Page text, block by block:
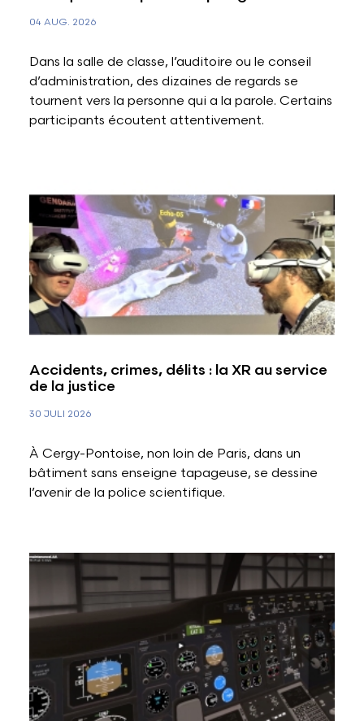
04 AUG. 2026
Dans la salle de classe, l’auditoire ou le conseil
d’administration, des dizaines de regards se
tournent vers la personne qui a la parole. Certains
participants écoutent attentivement.
Accidents, crimes, délits : la XR au service
de la justice
30 JULI 2026
À Cergy-Pontoise, non loin de Paris, dans un
bâtiment sans enseigne tapageuse, se dessine
l’avenir de la police scientifique.